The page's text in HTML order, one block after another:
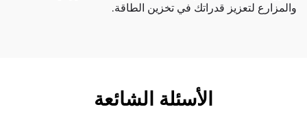
والمزارع لتعزيز قدراتك في تخزين الطاقة.
الأسئلة الشائعة